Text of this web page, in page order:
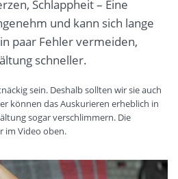
Schlappheit – Eine
und kann sich lange
paar Fehler vermeiden,
schneller.
sein. Deshalb sollten wir sie auch
können das Auskurieren erheblich in
sogar verschlimmern. Die
im Video oben.